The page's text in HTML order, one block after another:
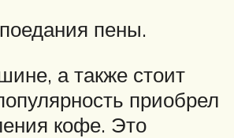
пены.
а также стоит
приобрел
кофе. Это